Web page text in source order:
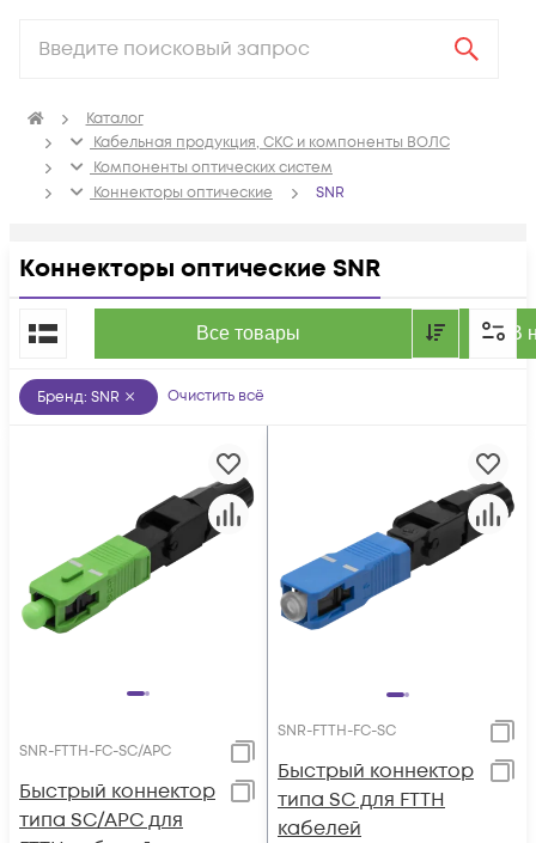
Каталог
Кабельная продукция, СКС и компоненты ВОЛС
Компоненты оптических систем
Коннекторы оптические
SNR
Коннекторы оптические SNR
Все товары В
По популярности
Бренд: SNR Очистить всё
SNR-FTTH-FC-SC/APC
Быстрый коннектор
типа SC/APC для
SNR-FTTH-FC-SC
Быстрый коннектор
типа SC для FTTH
кабелей